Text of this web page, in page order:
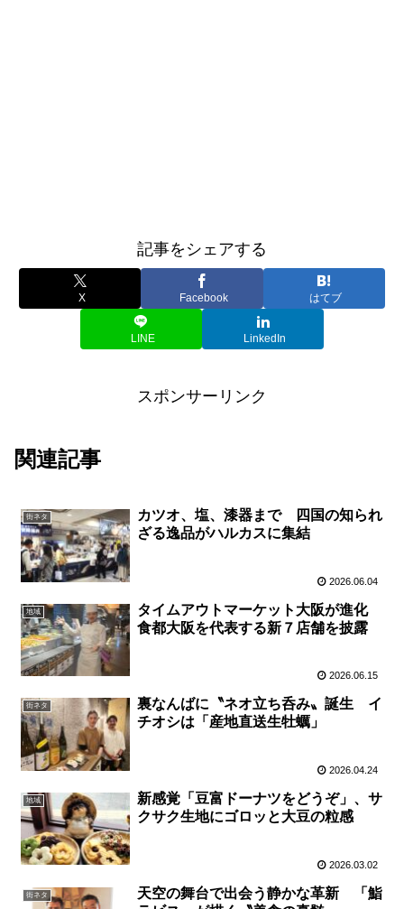
記事をシェアする
X Facebook はてブ
LINE LinkedIn
スポンサーリンク
関連記事
街ネタ
カツオ、塩、漆器まで 四国の知られ
ざる逸品がハルカスに集結
2026.06.04
地域
タイムアウトマーケット大阪が進化
食都大阪を代表する新７店舗を披露
2026.06.15
街ネタ
裏なんばに〝ネオ立ち呑み〟誕生 イ
チオシは「産地直送生牡蠣」
2026.04.24
地域
新感覚「豆富ドーナツをどうぞ」、サ
クサク生地にゴロッと大豆の粒感
2026.03.02
街ネタ
天空の舞台で出会う静かな革新 「鮨